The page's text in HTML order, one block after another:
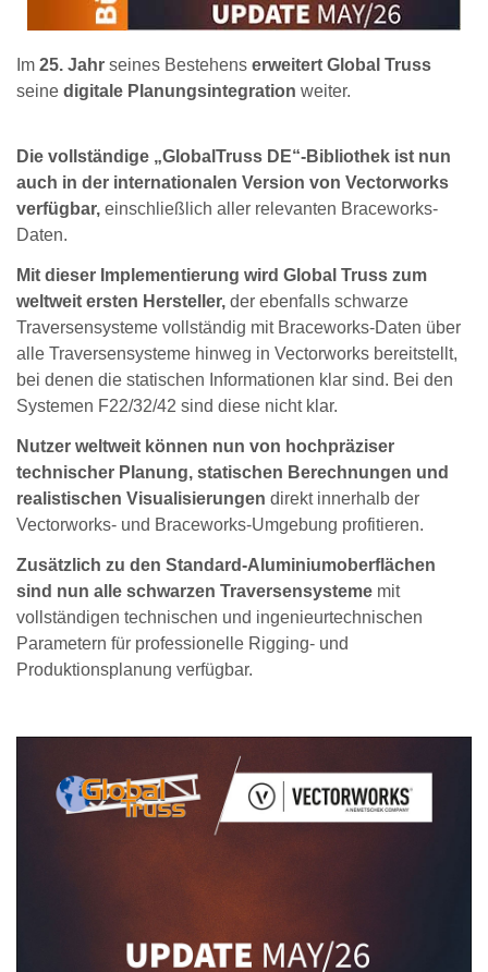
Im 25. Jahr seines Bestehens erweitert Global Truss
seine digitale Planungsintegration weiter.
Die vollständige „GlobalTruss DE“-Bibliothek ist nun
auch in der internationalen Version von Vectorworks
verfügbar, einschließlich aller relevanten Braceworks-
Daten.
Mit dieser Implementierung wird Global Truss zum
weltweit ersten Hersteller, der ebenfalls schwarze
Traversensysteme vollständig mit Braceworks-Daten über
alle Traversensysteme hinweg in Vectorworks bereitstellt,
bei denen die statischen Informationen klar sind. Bei den
Systemen F22/32/42 sind diese nicht klar.
Nutzer weltweit können nun von hochpräziser
technischer Planung, statischen Berechnungen und
realistischen Visualisierungen direkt innerhalb der
Vectorworks- und Braceworks-Umgebung profitieren.
Zusätzlich zu den Standard-Aluminiumoberflächen
sind nun alle schwarzen Traversensysteme mit
vollständigen technischen und ingenieurtechnischen
Parametern für professionelle Rigging- und
Produktionsplanung verfügbar.